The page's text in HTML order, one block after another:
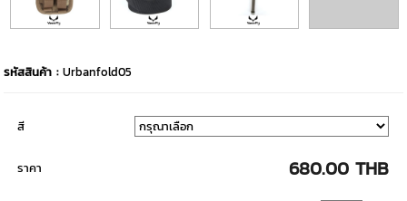
รหัสสินค้า :Urbanfold05
สี
ราคา 680.00 THB